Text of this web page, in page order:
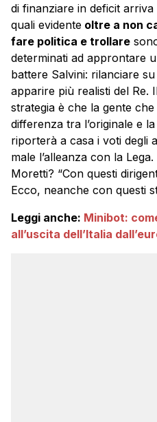
di finanziare in deficit
quali evidente oltre a non
fare politica e trollare
determinati ad approntare
battere Salvini: rilanciare
apparire più realisti del Re.
strategia è che la gente
differenza tra l’originale e
riporterà a casa i voti degli
male l’alleanza con la
Moretti? “Con questi
Ecco, neanche con questi
Leggi anche: Minibot:
all’uscita dell’Italia